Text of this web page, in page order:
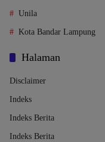
Unila
Kota Bandar Lampung
Halaman
Disclaimer
Indeks
Indeks Berita
Indeks Berita